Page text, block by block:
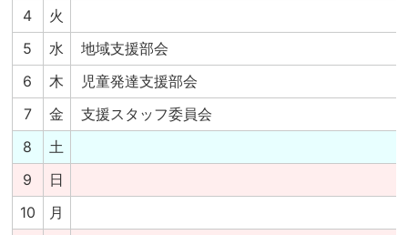
4
火
5
水
地域支援部会
6
木
児童発達支援部会
7
金
支援スタッフ委員会
8
土
9
日
10
月